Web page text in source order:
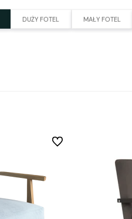
DUŻY FOTEL MAŁY FOTEL
Do ulubionych